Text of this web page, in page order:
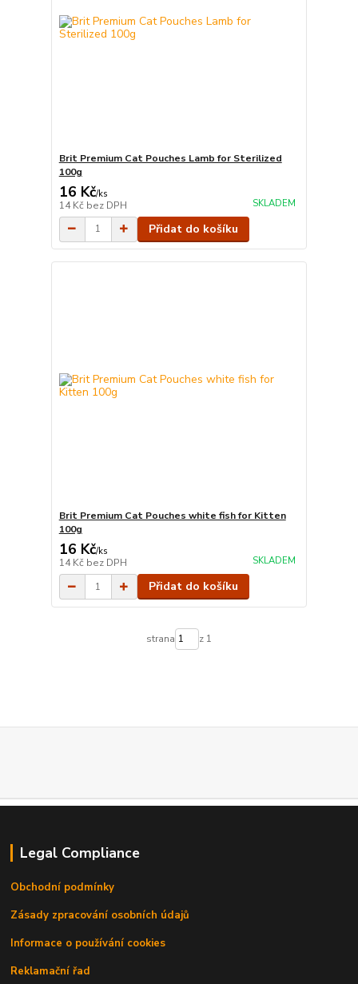
Brit Premium Cat Pouches Lamb for Sterilized
100g
16 Kč/ks
14 Kč bez DPH SKLADEM
Přidat do košíku
Brit Premium Cat Pouches white fish for Kitten
100g
16 Kč/ks
14 Kč bez DPH SKLADEM
Přidat do košíku
strana z 1
Legal Compliance
Obchodní podmínky
Zásady zpracování osobních údajů
Informace o používání cookies
Reklamační řad